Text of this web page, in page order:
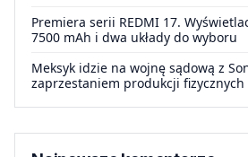
Premiera serii REDMI 17.
7500 mAh i dwa układy do wyboru
Meksyk idzie na wojnę sądową z
zaprzestaniem produkcji fizycznych